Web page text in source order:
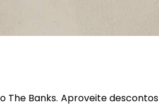
The Banks. Aproveite descontos